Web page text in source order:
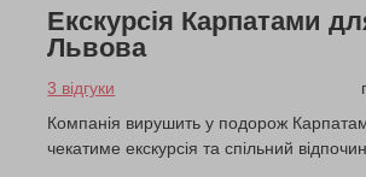
Екскурсія Карпатами
Львова
3 відгуки
Компанія вирушить у подорож
чекатиме екскурсія та спільний